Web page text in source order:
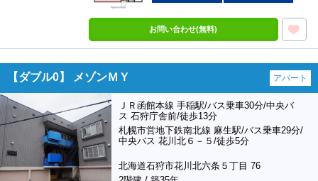
お問い合わせ(無料)
【ダブル0】 メゾンＭＹ アパート
ＪＲ函館本線 手稲駅/バス乗車30分/中央バ
ス 石狩庁舎前/徒歩13分
札幌市営地下鉄南北線 麻生駅/バス乗車29分/
中央バス 花川北６－５/徒歩5分
北海道石狩市花川北六条５丁目 76